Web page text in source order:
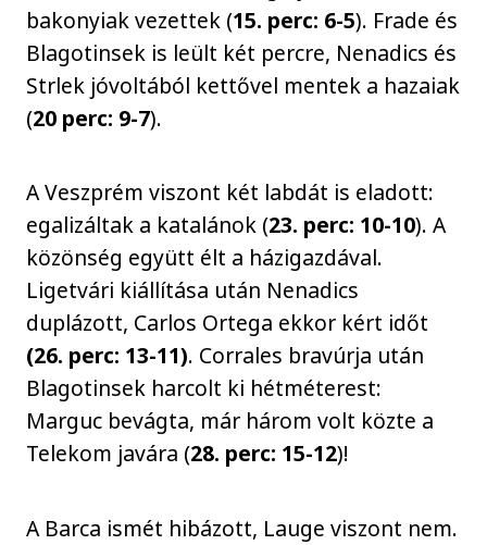
bakonyiak vezettek (15. perc: 6-5). Frade és
Blagotinsek is leült két percre, Nenadics és
Strlek jóvoltából kettővel mentek a hazaiak
(20 perc: 9-7).
A Veszprém viszont két labdát is eladott:
egalizáltak a katalánok (23. perc: 10-10). A
közönség együtt élt a házigazdával.
Ligetvári kiállítása után Nenadics
duplázott, Carlos Ortega ekkor kért időt
(26. perc: 13-11). Corrales bravúrja után
Blagotinsek harcolt ki hétméterest:
Marguc bevágta, már három volt közte a
Telekom javára (28. perc: 15-12)!
A Barca ismét hibázott, Lauge viszont nem.